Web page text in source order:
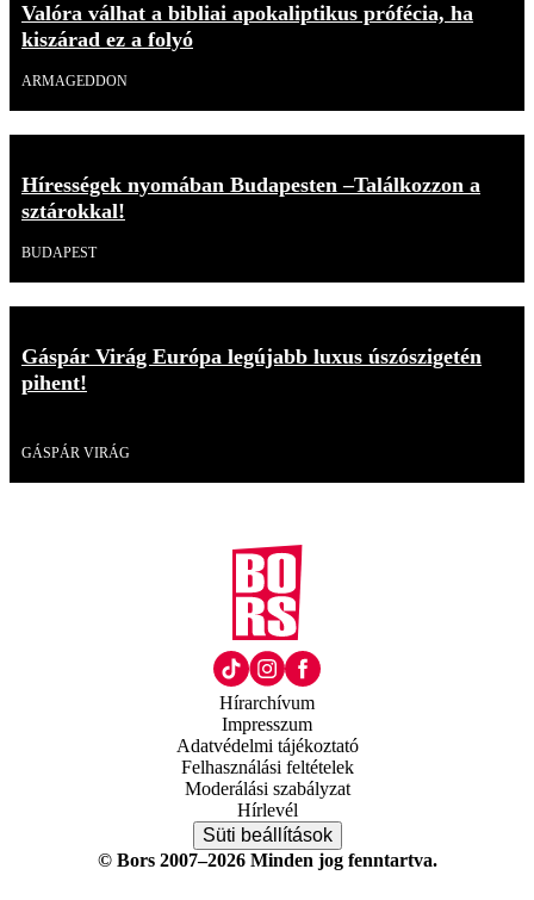
Valóra válhat a bibliai apokaliptikus prófécia, ha
kiszárad ez a folyó
ARMAGEDDON
Hírességek nyomában Budapesten –Találkozzon a
sztárokkal!
BUDAPEST
Gáspár Virág Európa legújabb luxus úszószigetén
pihent!
GÁSPÁR VIRÁG
Hírarchívum
Impresszum
Adatvédelmi tájékoztató
Felhasználási feltételek
Moderálási szabályzat
Hírlevél
Süti beállítások
© Bors 2007–2026 Minden jog fenntartva.